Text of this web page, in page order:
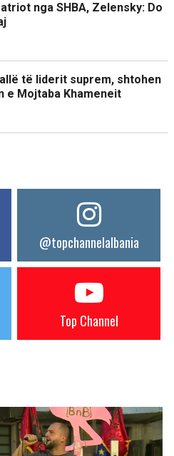
nga SHBA, Zelensky: Do
të liderit suprem, shtohen
e Mojtaba Khameneit
@topchannelalbania
Top Channel